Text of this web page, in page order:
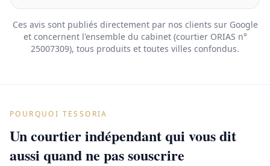
Ces avis sont publiés directement par nos clients sur Google
et concernent l'ensemble du cabinet (courtier ORIAS n°
25007309), tous produits et toutes villes confondus.
POURQUOI TESSORIA
Un courtier indépendant qui vous dit
aussi quand ne pas souscrire